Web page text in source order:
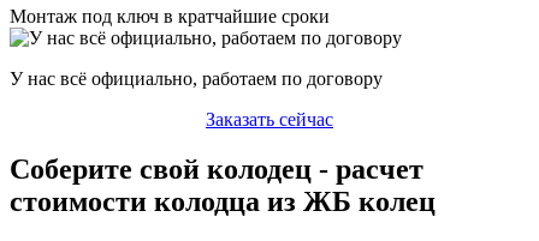
Монтаж под ключ в кратчайшие сроки
У нас всё официально, работаем по договору
Заказать сейчас
Соберите свой колодец - расчет
стоимости колодца из ЖБ колец